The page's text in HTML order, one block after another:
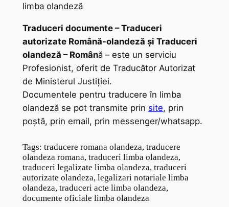
limba olandeză
Traduceri documente – Traduceri
autorizate Română-olandeză și Traduceri
olandeză – Română – este un serviciu
Profesionist, oferit de Traducător Autorizat
de Ministerul Justiției.
Documentele pentru traducere în limba
olandeză se pot transmite prin site, prin
poștă, prin email, prin messenger/whatsapp.
Tags: traducere romana olandeza, traducere
olandeza romana, traduceri limba olandeza,
traduceri legalizate limba olandeza, traduceri
autorizate olandeza, legalizari notariale limba
olandeza, traduceri acte limba olandeza,
documente oficiale limba olandeza